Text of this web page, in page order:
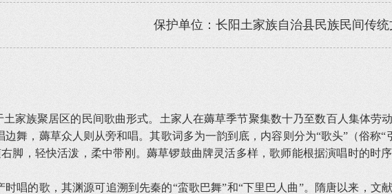
保护单位：长阳土家族自治县民族民间传
族聚居区的民间歌曲形式。土家人在薅草季节聚集数十乃至数百人集体劳
舞，薅草众人则从旁和唱。其歌词多为一韵到底，内容则分为“歌头”（俗称“
脚，轻快活泼，柔中带刚。薅草锣鼓曲牌灵活多样，歌师能根据演唱时的时
的歌，其渊源可追溯到先秦的“蛮歌巴舞”和“下里巴人曲”。隋唐以来，文